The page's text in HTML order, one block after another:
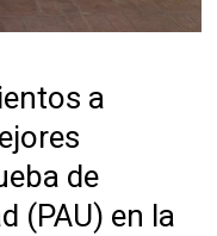
a
de
(PAU) en la